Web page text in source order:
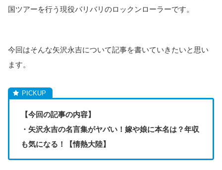
国ツアーを行う現役バリバリのロックンローラーです。
今回はそんな矢沢永吉について記事を書いていきたいと思い
ます。
【今回の記事の内容】
・矢沢永吉の名言集がヤバい！嫁や娘に本名は？年収
も気になる！【情熱大陸】